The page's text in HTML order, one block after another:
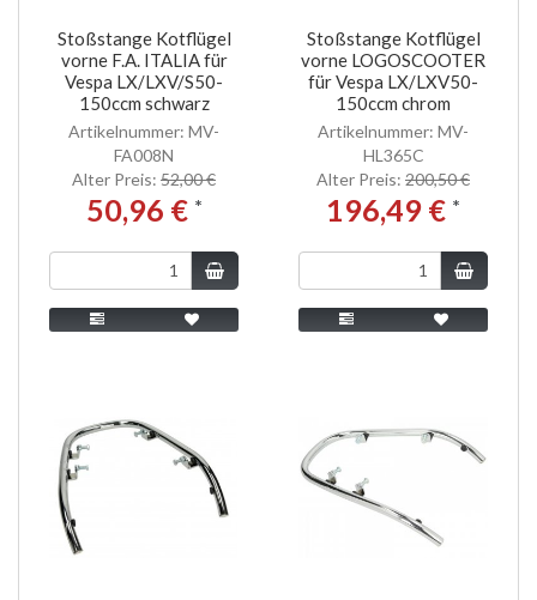
Stoßstange Kotflügel
vorne F.A. ITALIA für
Vespa LX/LXV/S50-
150ccm schwarz
Artikelnummer: MV-
FA008N
Alter Preis: 52,00 €
50,96 € *
Stoßstange Kotflügel
vorne LOGOSCOOTER
für Vespa LX/LXV50-
150ccm chrom
Artikelnummer: MV-
HL365C
Alter Preis: 200,50 €
196,49 € *